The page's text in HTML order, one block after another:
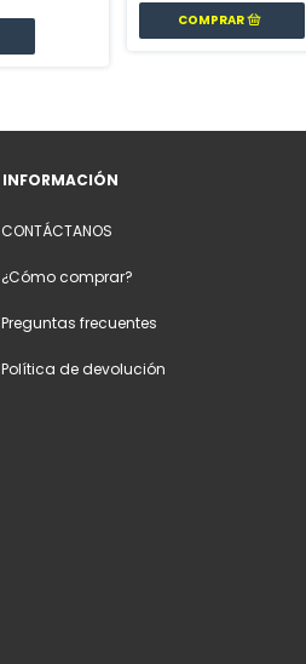
INFORMACIÓN
CONTÁCTANOS
¿Cómo comprar?
Preguntas frecuentes
Política de devolución